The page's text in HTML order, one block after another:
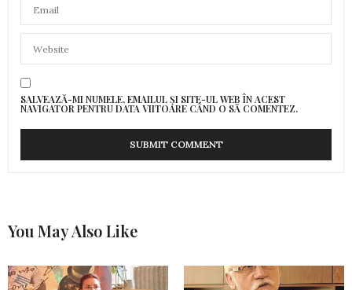
SALVEAZĂ-MI NUMELE, EMAILUL ȘI SITE-UL WEB ÎN ACEST
NAVIGATOR PENTRU DATA VIITOARE CÂND O SĂ COMENTEZ.
You May Also Like